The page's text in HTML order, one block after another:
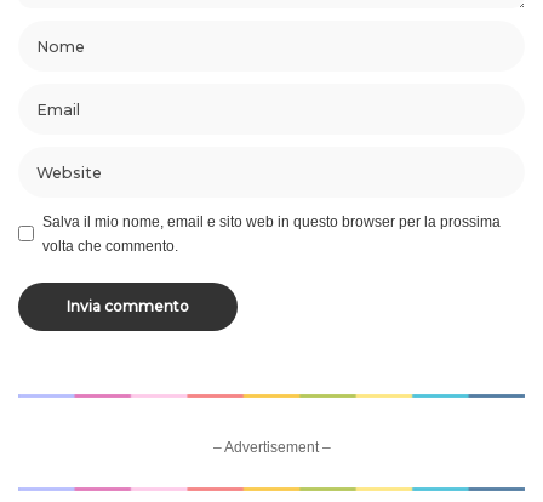
Salva il mio nome, email e sito web in questo browser per la prossima
volta che commento.
– Advertisement –